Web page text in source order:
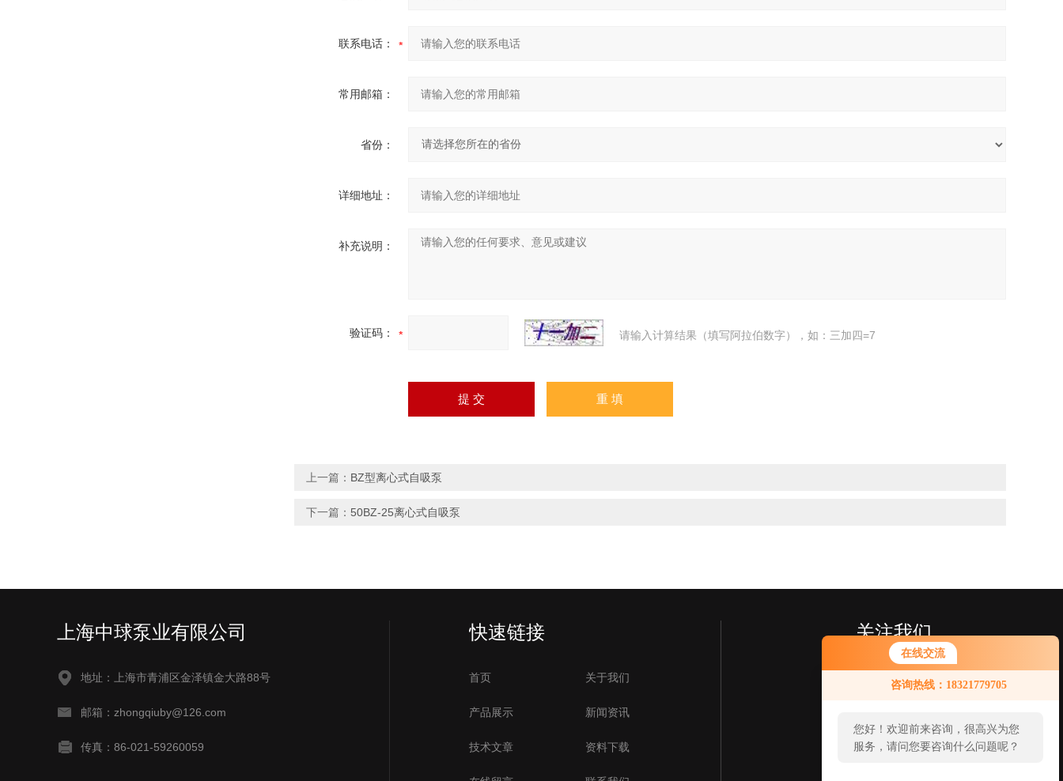
在线交流
咨询热线：18321779705
您好！欢迎前来咨询，很高兴为您
服务，请问您要咨询什么问题呢？
您好，看您停留很久了，是否找到
了需求产品，您可以直接在线与我
联系电话：
常用邮箱：
省份：
详细地址：
补充说明：
验证码： 请输入计算结果（填写阿拉伯数字），如：三加四=7
上一篇： BZ型离心式自吸泵
下一篇： 50BZ-25离心式自吸泵
上海中球泵业有限公司
地址：上海市青浦区金泽镇金大路88号
邮箱：zhongqiuby@126.com
传真：86-021-59260059
快速链接
首页 关于我们
产品展示 新闻资讯
技术文章 资料下载
关注我们